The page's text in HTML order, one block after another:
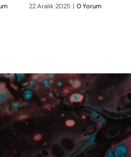
22 Aralık 2025 | 0 Yorum